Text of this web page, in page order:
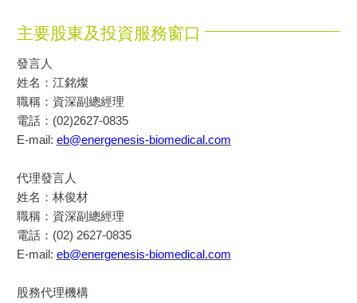
主要股東及投資服務窗口
發言人
姓名：江銘燦
職稱：資深副總經理
電話：(02)2627-0835
E-mail: eb@energenesis-biomedical.com
代理發言人
姓名：林俊材
職稱：資深副總經理
電話：(02) 2627-0835
E-mail: eb@energenesis-biomedical.com
股務代理機構